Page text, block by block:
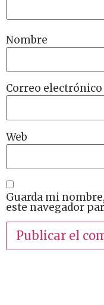
Nombre
Correo electrónico
Web
Guarda mi
este navegador